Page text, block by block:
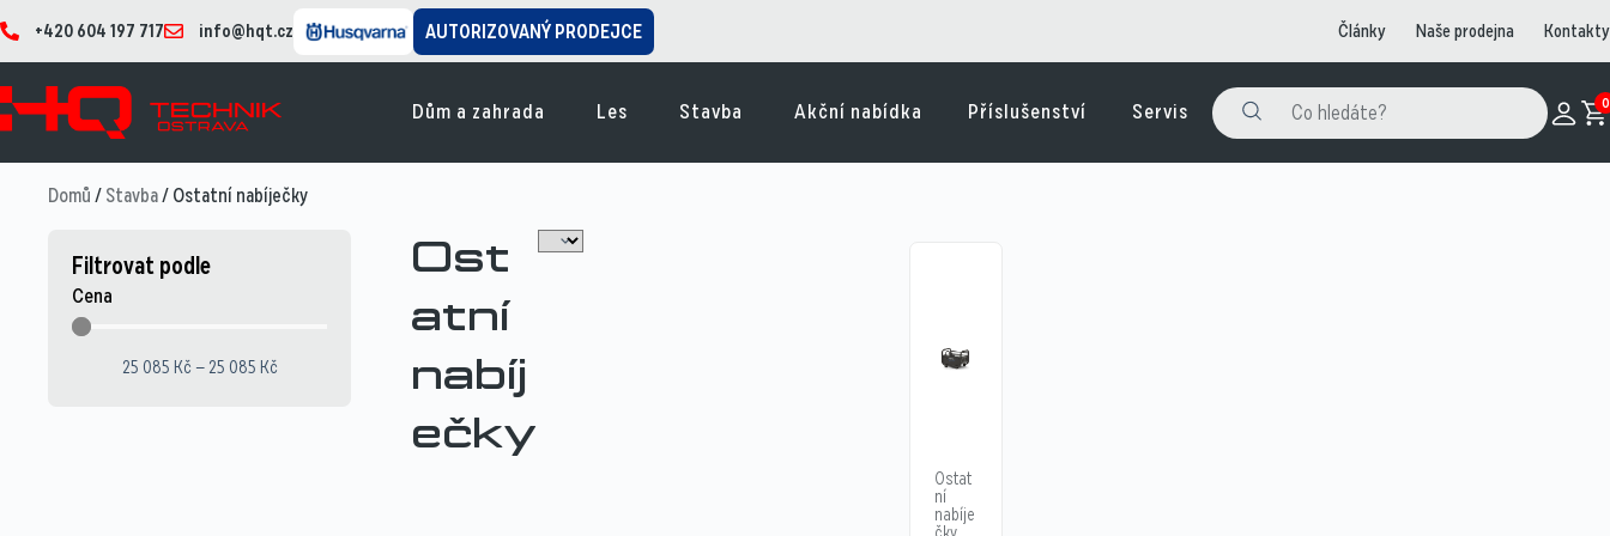
+420 604 197 717 info@hqt.cz AUTORIZOVANÝ PRODEJCE Články Naše prodejna Kontakty
Dům a zahrada Les Stavba Akční nabídka Příslušenství Servis 0
Domů/Stavba/ Ostatní nabíječky
Filtrovat podle
Cena
25 085 Kč —25 085 Kč
Ost
atní
nabíj
ečky
Ostat
ní
nabíje